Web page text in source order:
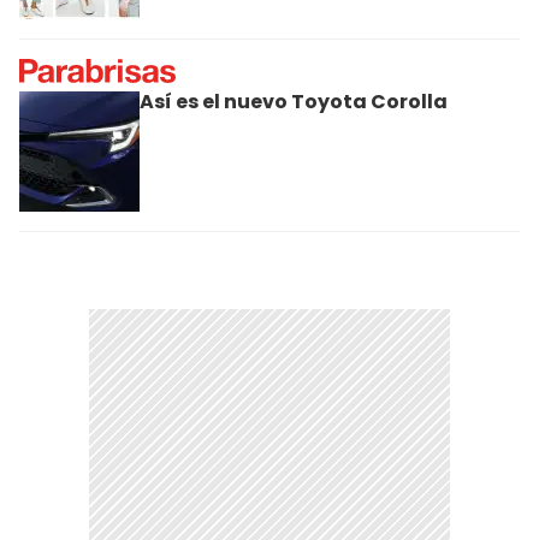
Así es el nuevo Toyota Corolla